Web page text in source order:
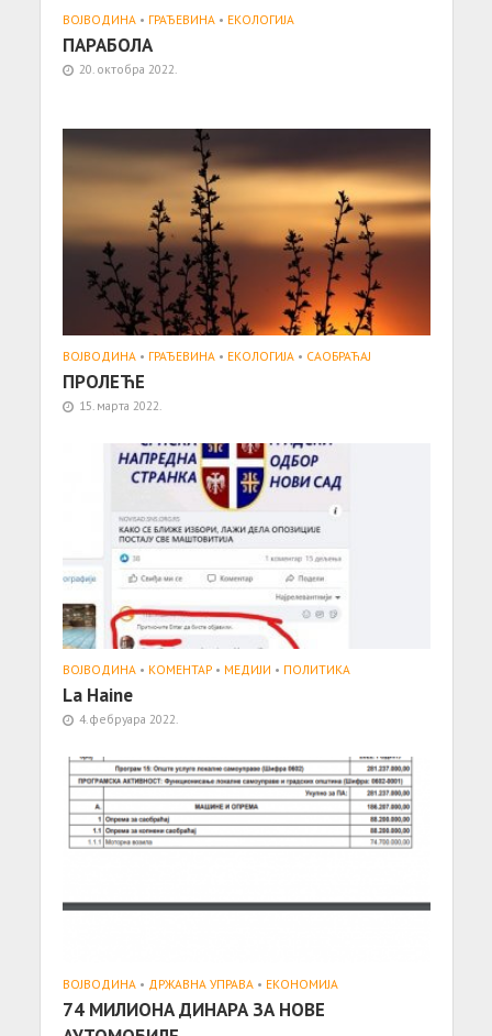
ВОЈВОДИНА • ГРАЂЕВИНА • ЕКОЛОГИЈА
ПАРАБОЛА
20. октобра 2022.
ВОЈВОДИНА • ГРАЂЕВИНА • ЕКОЛОГИЈА • САОБРАЋАЈ
ПРОЛЕЋЕ
15. марта 2022.
ВОЈВОДИНА • КОМЕНТАР • МЕДИЈИ • ПОЛИТИКА
La Haine
4. фебруара 2022.
ВОЈВОДИНА • ДРЖАВНА УПРАВА • ЕКОНОМИЈА
74 МИЛИОНА ДИНАРА ЗА НОВЕ